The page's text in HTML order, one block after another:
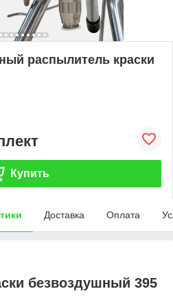
распылитель краски
Купить
Доставка Оплата
безвоздушный 395